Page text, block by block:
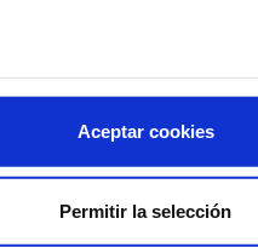
Aceptar cookies
Permitir la selección
Almacén 1